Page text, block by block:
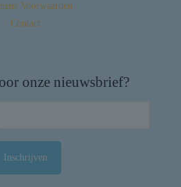
Voorwaarden
Contact
onze nieuwsbrief?